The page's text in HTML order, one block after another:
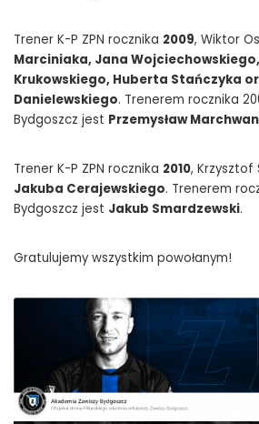
Trener K-P ZPN rocznika 2009, Wiktor
Marciniaka, Jana
Krukowskiego, Huberta Stańczyka
Danielewskiego. Trenerem rocznika
Bydgoszcz jest Przemysław
Trener K-P ZPN rocznika 2010, Krzysztof
Jakuba Cerajewskiego. Trenerem
Bydgoszcz jest Jakub Smardzewski.
Gratulujemy wszystkim powołanym!